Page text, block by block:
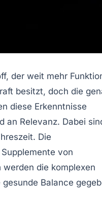
der weit mehr
besitzt, doch die
diese Erkenntnisse
an Relevanz. Dabei
Die
von
die komplexen
Balance